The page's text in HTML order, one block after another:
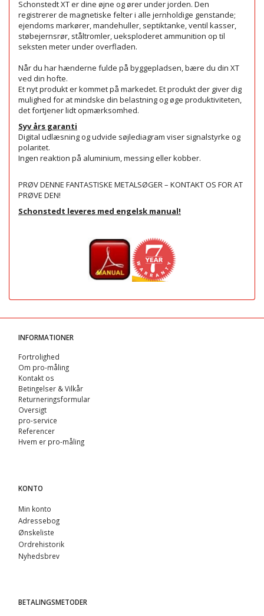
Schonstedt XT er dine øjne og ører under jorden. Den
registrerer de magnetiske felter i alle jernholdige genstande;
ejendoms markører, mandehuller, septiktanke, ventil kasser,
støbejernsrør, ståltromler, ueksploderet ammunition op til
seksten meter under overfladen.
Når du har hænderne fulde på byggepladsen, bære du din XT
ved din hofte.
Et nyt produkt er kommet på markedet. Et produkt der giver dig
mulighed for at mindske din belastning og øge produktiviteten,
det fortjener lidt opmærksomhed.
Syv års garanti
Digital udlæsning og udvide søjlediagram viser signalstyrke og
polaritet.
Ingen reaktion på aluminium, messing eller kobber.
PRØV DENNE FANTASTISKE METALSØGER – KONTAKT OS FOR AT
PRØVE DEN!
Schonstedt leveres med engelsk manual!
INFORMATIONER
Fortrolighed
Om pro-måling
Kontakt os
Betingelser & Vilkår
Returneringsformular
Oversigt
pro-service
Referencer
Hvem er pro-måling
KONTO
Min konto
Adressebog
Ønskeliste
Ordrehistorik
Nyhedsbrev
BETALINGSMETODER